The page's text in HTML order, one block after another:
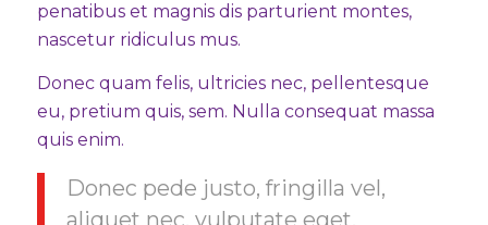
penatibus et magnis dis parturient montes,
nascetur ridiculus mus.
Donec quam felis, ultricies nec, pellentesque
eu, pretium quis, sem. Nulla consequat massa
quis enim.
Donec pede justo, fringilla vel,
aliquet nec, vulputate eget,